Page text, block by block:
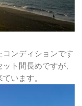
ンディションです
ト間長めですが、
います。